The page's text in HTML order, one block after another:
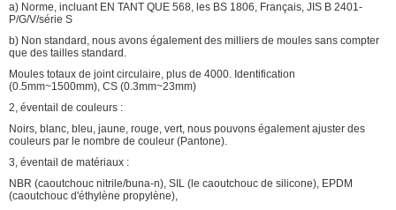
a) Norme, incluant EN TANT QUE 568, les BS 1806, Français, JIS B 2401-
P/G/V/série S
b) Non standard, nous avons également des milliers de moules sans compter
que des tailles standard.
Moules totaux de joint circulaire, plus de 4000. Identification
(0.5mm~1500mm), CS (0.3mm~23mm)
2, éventail de couleurs :
Noirs, blanc, bleu, jaune, rouge, vert, nous pouvons également ajuster des
couleurs par le nombre de couleur (Pantone).
3, éventail de matériaux :
NBR (caoutchouc nitrile/buna-n), SIL (le caoutchouc de silicone), EPDM
(caoutchouc d'éthylène propylène),